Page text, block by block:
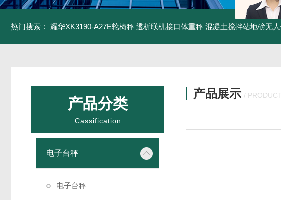
热门搜索： 耀华XK3190-A27E轮椅秤 透析联机接口体重秤 混凝土搅拌站地磅无
产品分类
Cassification
电子台秤
电子台秤
产品展示 /